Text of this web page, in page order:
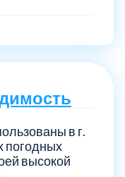
в г.
погодных
высокой